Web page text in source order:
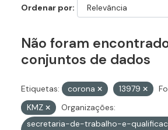
Ordenar por
Não foram
conjuntos de dados
Etiquetas: corona 13979
KMZ
Organizações:
secretaria-de-trabalho-e-